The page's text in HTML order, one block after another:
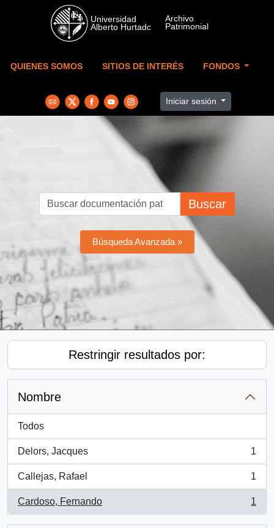
Skip to main content
QUIENES SOMOS SITIOS DE INTERÉS FONDOS
Iniciar sesión
Buscar
Búsqueda Avanzada »
Restringir resultados por:
Nombre
Todos
Delors, Jacques
, 1 resultados
1
Callejas, Rafael
, 1 resultados
1
Cardoso, Fernando
, 1 resultados
1